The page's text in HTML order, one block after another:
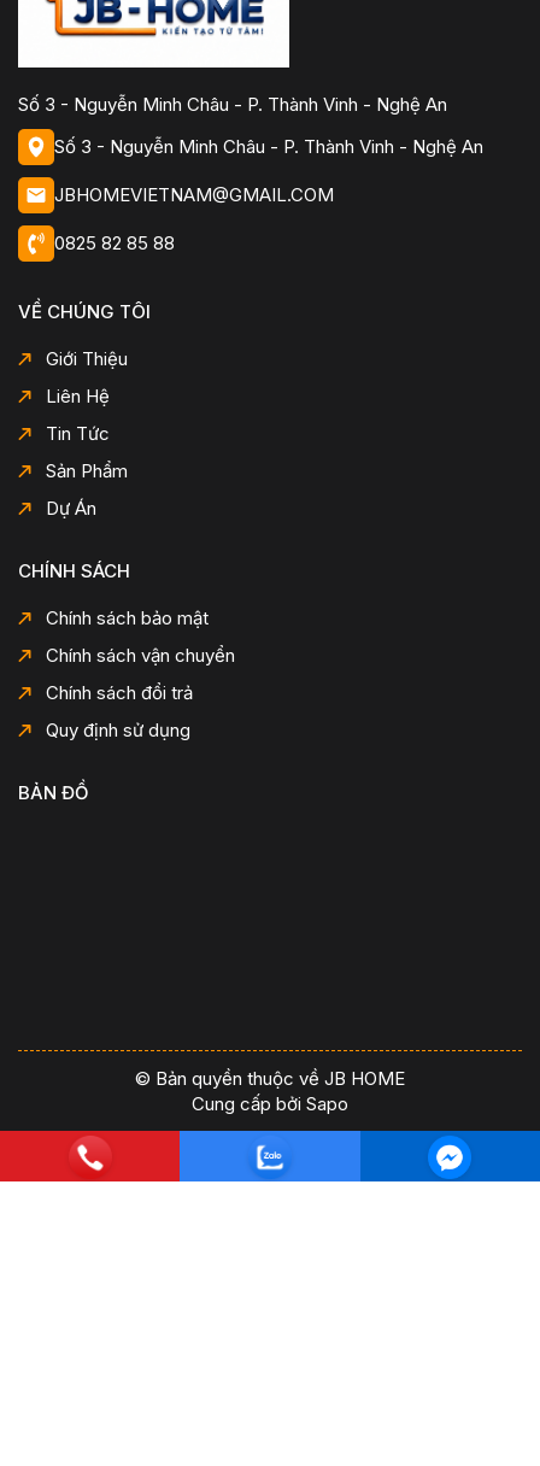
Số 3 - Nguyễn Minh Châu - P. Thành Vinh - Nghệ An
Số 3 - Nguyễn Minh Châu - P. Thành Vinh - Nghệ An
JBHOMEVIETNAM@GMAIL.COM
0825 82 85 88
VỀ CHÚNG TÔI
Giới Thiệu
Liên Hệ
Tin Tức
Sản Phẩm
Dự Án
CHÍNH SÁCH
Chính sách bảo mật
Chính sách vận chuyển
Chính sách đổi trả
Quy định sử dụng
BẢN ĐỒ
© Bản quyền thuộc về JB HOME
Cung cấp bởi Sapo